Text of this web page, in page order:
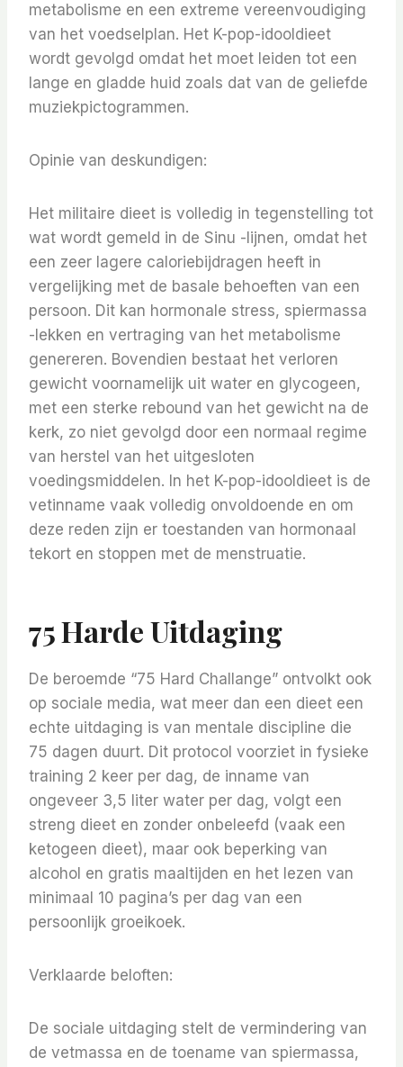
metabolisme en een extreme vereenvoudiging
van het voedselplan. Het K-pop-idooldieet
wordt gevolgd omdat het moet leiden tot een
lange en gladde huid zoals dat van de geliefde
muziekpictogrammen.
Opinie van deskundigen:
Het militaire dieet is volledig in tegenstelling tot
wat wordt gemeld in de Sinu -lijnen, omdat het
een zeer lagere caloriebijdragen heeft in
vergelijking met de basale behoeften van een
persoon. Dit kan hormonale stress, spiermassa
-lekken en vertraging van het metabolisme
genereren. Bovendien bestaat het verloren
gewicht voornamelijk uit water en glycogeen,
met een sterke rebound van het gewicht na de
kerk, zo niet gevolgd door een normaal regime
van herstel van het uitgesloten
voedingsmiddelen. In het K-pop-idooldieet is de
vetinname vaak volledig onvoldoende en om
deze reden zijn er toestanden van hormonaal
tekort en stoppen met de menstruatie.
75 Harde Uitdaging
De beroemde “75 Hard Challange” ontvolkt ook
op sociale media, wat meer dan een dieet een
echte uitdaging is van mentale discipline die
75 dagen duurt. Dit protocol voorziet in fysieke
training 2 keer per dag, de inname van
ongeveer 3,5 liter water per dag, volgt een
streng dieet en zonder onbeleefd (vaak een
ketogeen dieet), maar ook beperking van
alcohol en gratis maaltijden en het lezen van
minimaal 10 pagina’s per dag van een
persoonlijk groeikoek.
Verklaarde beloften:
De sociale uitdaging stelt de vermindering van
de vetmassa en de toename van spiermassa,